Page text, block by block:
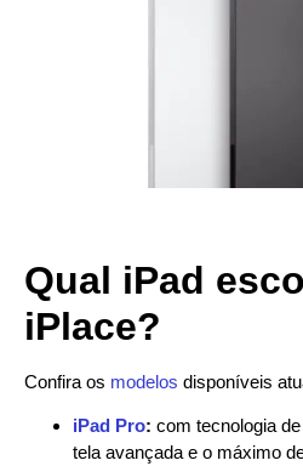
Qual iPad
iPlace?
Confira os modelos disponíveis
iPad Pro: com tecnologia de
tela avançada e o máximo